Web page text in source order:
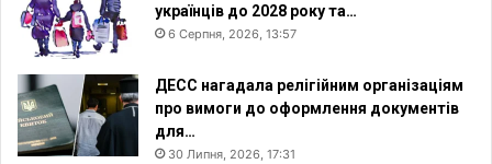
українців до 2028 року та…
6 Серпня, 2026, 13:57
ДЕСС нагадала релігійним організаціям
про вимоги до оформлення документів
для…
30 Липня, 2026, 17:31